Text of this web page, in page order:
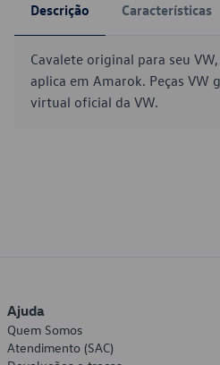
Descrição Características
Cavalete original para seu
aplica em Amarok. Peças VW
virtual oficial da VW.
Ajuda
Quem Somos
Atendimento (SAC)